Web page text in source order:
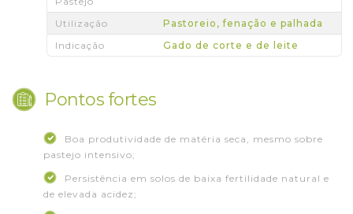
Utilização
Pastoreio, fenação e palhada
Indicação
Gado de corte e de leite
Pontos fortes
Boa produtividade de matéria seca, mesmo sobre
pastejo intensivo;
Persistência em solos de baixa fertilidade natural e
de elevada acidez;